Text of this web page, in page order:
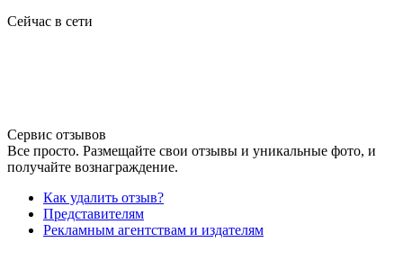
Сейчас в сети
Сервис отзывов
Все просто. Размещайте свои отзывы и уникальные фото, и
получайте вознаграждение.
Как удалить отзыв?
Представителям
Рекламным агентствам и издателям